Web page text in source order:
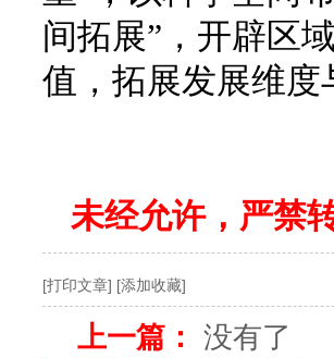
间拓展”，开辟区
值，拓展发展维
未经允许，严禁
[打印文章] [添加收藏]
上一篇： 没有了